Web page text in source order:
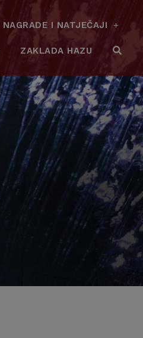
NAGRADE I NATJEČAJI
ZAKLADA HAZU